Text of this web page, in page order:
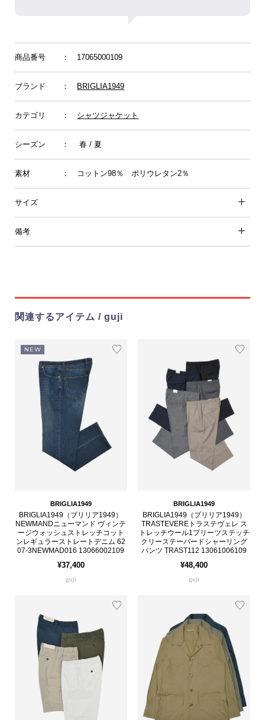
商品番号 ： 17065000109
ブランド ： BRIGLIA1949
カテゴリ ： シャツジャケット
シーズン ： 春 / 夏
素材 ： コットン98％ ポリウレタン2％
サイズ
備考
関連するアイテム / guji
NEW
BRIGLIA1949
BRIGLIA1949（ブリリア1949）
NEWMANDニューマンド ヴィンテ
ージウォッシュストレッチコット
ンレギュラーストレートデニム 62
07-3NEWMAD016 13066002109
¥37,400
guji
BRIGLIA1949
BRIGLIA1949（ブリリア1949）
TRASTEVEREトラステヴェレ ス
トレッチウール1プリーツステッチ
クリーステーパードシャーリング
パンツ TRAST112 13061006109
¥48,400
guji